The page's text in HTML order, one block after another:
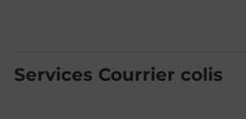
Services Courrier colis